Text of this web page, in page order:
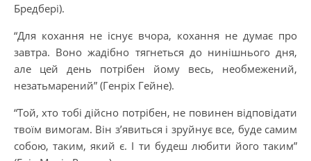
Бредбері).
“Для кохання не існує вчора, кохання не думає про
завтра. Воно жадібно тягнеться до нинішнього дня,
але цей день потрібен йому весь, необмежений,
незатьмарений” (Генріх Гейне).
“Той, хто тобі дійсно потрібен, не повинен відповідати
твоїм вимогам. Він з’явиться і зруйнує все, буде самим
собою, таким, який є. І ти будеш любити його таким”